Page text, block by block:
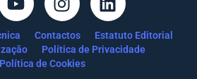
Contactos
Estatuto Editorial
Política de Privacidade
Política de Cookies